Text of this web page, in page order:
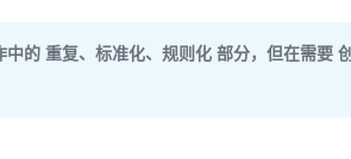
中的 重复、标准化、规则化 部分，但在需要